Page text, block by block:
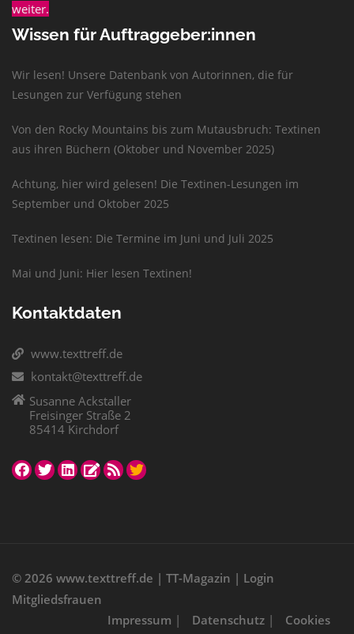
weiter.
Wissen für Auftraggeber:innen
Wir lesen! Unsere Datenbank von Autorinnen, die für
Lesungen zur Verfügung stehen
Von den Rocky Mountains bis zum Mutausbruch: Textinen
aus ihren Büchern (Oktober und November 2025)
Achtung, hier wird gelesen! Die Textinen-Lesungen im
September und Oktober 2025
Textinen lesen: Die Termine im Juni und Juli 2025
Mai und Juni: Hier lesen Textinen!
Kontaktdaten
www.texttreff.de
kontakt@texttreff.de
Susanne Ackstaller
Freisinger Straße 2
85414 Kirchdorf
© 2026 www.texttreff.de | TT-Magazin | Login
Mitgliedsfrauen
Impressum | Datenschutz | Cookies